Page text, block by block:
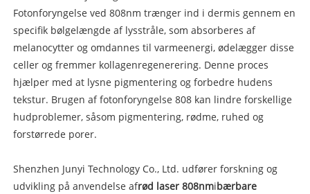
Fotonforyngelse ved 808nm trænger ind i dermis gennem en
specifik bølgelængde af lysstråle, som absorberes af
melanocytter og omdannes til varmeenergi, ødelægger disse
celler og fremmer kollagenregenerering. Denne proces
hjælper med at lysne pigmentering og forbedre hudens
tekstur. Brugen af ​​fotonforyngelse 808 kan lindre forskellige
hudproblemer, såsom pigmentering, rødme, ruhed og
forstørrede porer.
Shenzhen Junyi Technology Co., Ltd. udfører forskning og
udvikling på anvendelse afrød laser 808nmibærbare